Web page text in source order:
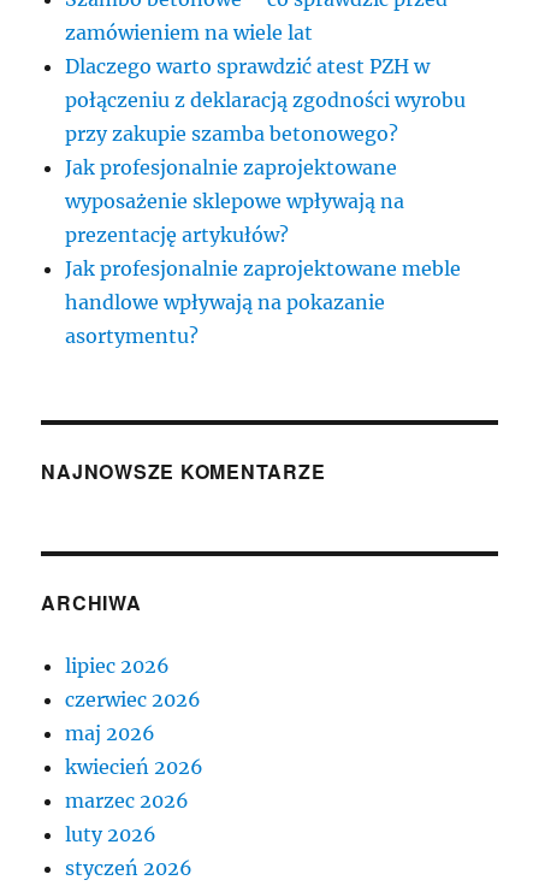
zamówieniem na wiele lat
Dlaczego warto sprawdzić atest PZH w
połączeniu z deklaracją zgodności wyrobu
przy zakupie szamba betonowego?
Jak profesjonalnie zaprojektowane
wyposażenie sklepowe wpływają na
prezentację artykułów?
Jak profesjonalnie zaprojektowane meble
handlowe wpływają na pokazanie
asortymentu?
NAJNOWSZE KOMENTARZE
ARCHIWA
lipiec 2026
czerwiec 2026
maj 2026
kwiecień 2026
marzec 2026
luty 2026
styczeń 2026